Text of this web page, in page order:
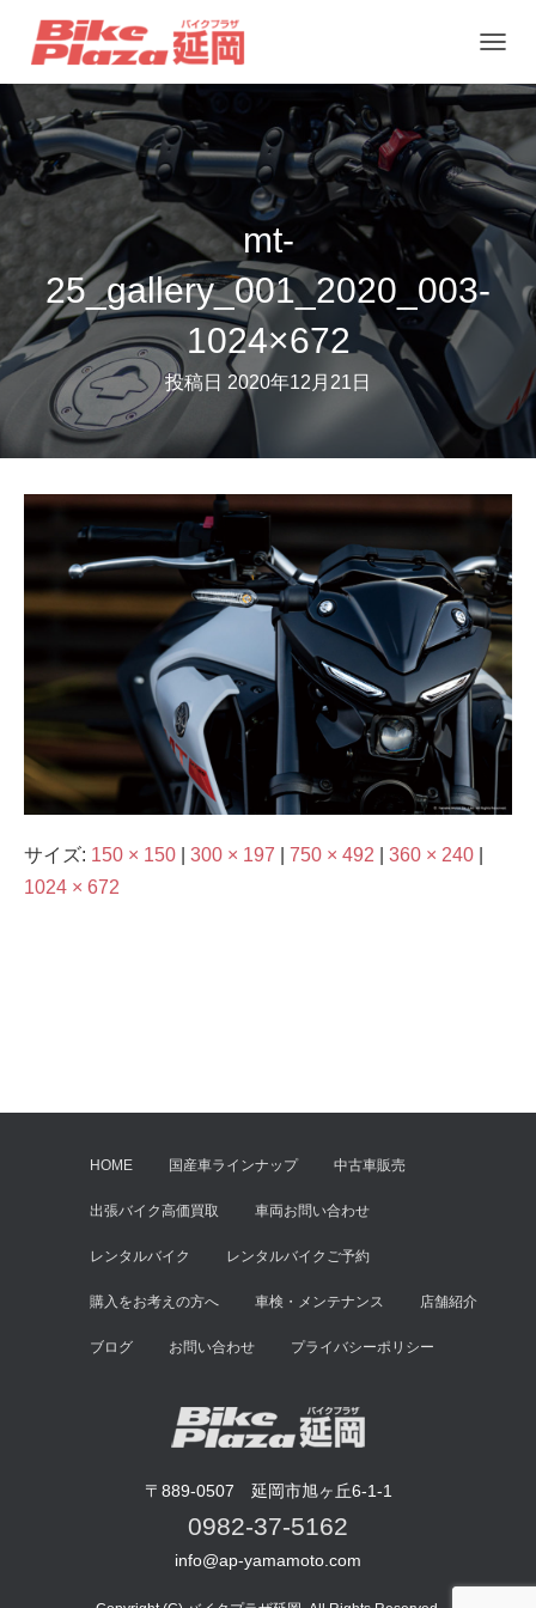
ビ
ゲ
ー
シ
ョ
ン
を
切
え
mt-
25_gallery_001_2020_003-
1024×672
投稿日 2020年12月21日
サイズ: 150 × 150 300 × 197 750 × 492 360 × 240
1024 × 672
HOME 国産車ラインナップ 中古車販売
出張バイク高価買取 車両お問い合わせ
レンタルバイク レンタルバイクご予約
購入をお考えの方へ 車検・メンテナンス 店舗紹介
ブログ お問い合わせ プライバシーポリシー
〒889-0507 延岡市旭ヶ丘6-1-1
0982-37-5162
info@ap-yamamoto.com